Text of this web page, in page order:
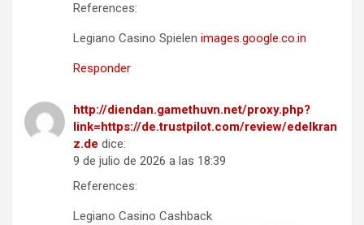
References:
Legiano Casino Spielen images.google.co.in
Responder
http://diendan.gamethuvn.net/proxy.php?
link=https://de.trustpilot.com/review/edelkran
z.de dice:
9 de julio de 2026 a las 18:39
References:
Legiano Casino Cashback